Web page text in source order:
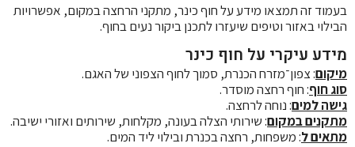
בעמוד זה תמצאו מידע על חוף כינר, מתקני הרחצה במקום, אפשרויות
הבילוי באזור וטיפים שיעזרו לתכנן ביקור נעים בחוף.
מידע עיקרי על חוף כינר
מיקום: צפון־מזרח הכנרת, סמוך לחוף הצפוני של האגם.
סוג חוף: חוף רחצה מוסדר.
גישה למים: נוחה לרחצה.
מתקנים במקום: שירותי הצלה בעונה, מקלחות, שירותים ואזורי ישיבה.
מתאים ל: משפחות, רחצה בכנרת ובילוי ליד המים.